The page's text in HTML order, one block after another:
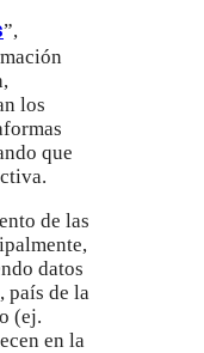
”,
los
que
de las
datos
país de la
(ej.
en la